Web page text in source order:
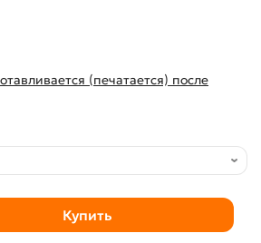
(печатается) после
Купить